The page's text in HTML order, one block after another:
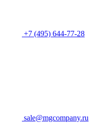
+7 (495) 644-77-28
sale@mgcompany.ru